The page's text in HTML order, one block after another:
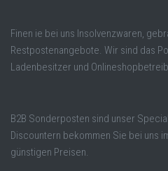
Finen ie bei uns Insolvenzwaren,
Restpostenangebote. Wir sind das
Ladenbesitzer und
B2B Sonderposten sind unser
Discountern bekommen Sie bei uns
günstigen Preisen.